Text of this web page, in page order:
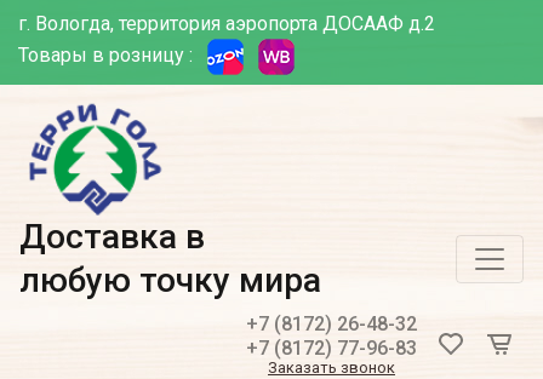
г. Вологда, территория аэропорта ДОСААФ д.2
Товары в розницу :
Доставка в
любую точку мира
+7 (8172) 26-48-32
+7 (8172) 77-96-83
Заказать звонок